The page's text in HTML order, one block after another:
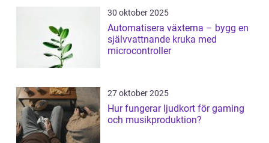
30 oktober 2025
Automatisera växterna – bygg en
självvattnande kruka med
microcontroller
27 oktober 2025
Hur fungerar ljudkort för gaming
och musikproduktion?